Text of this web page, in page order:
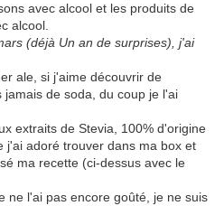
avec alcool et les produits de
alcool.
(déjà Un an de surprises), j'ai
ale, si j'aime découvrir de
de soda, du coup je l'ai
extraits de Stevia, 100% d'origine
j'ai adoré trouver dans ma box et
ma recette (ci-dessus avec le
ne l'ai pas encore goûté, je ne suis